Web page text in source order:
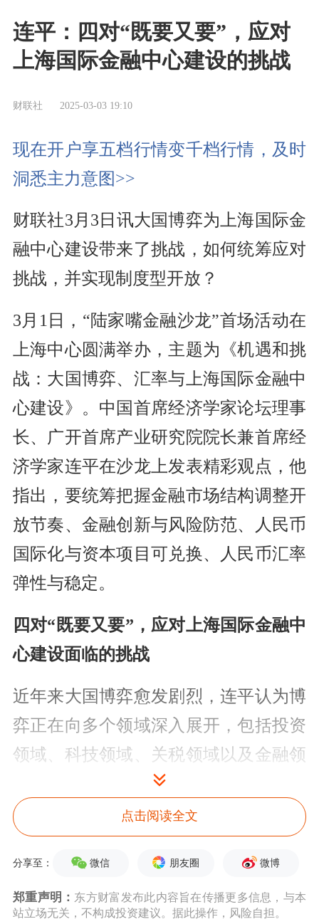
连平：四对“既要又要”，应对
上海国际金融中心建设的挑战
财联社 2025-03-03 19:10
现在开户享五档行情变千档行情，及时
洞悉主力意图>>
财联社3月3日讯大国博弈为上海国际金
融中心建设带来了挑战，如何统筹应对
挑战，并实现制度型开放？
3月1日，“陆家嘴金融沙龙”首场活动在
上海中心圆满举办，主题为《机遇和挑
战：大国博弈、汇率与上海国际金融中
心建设》。中国首席经济学家论坛理事
长、广开首席产业研究院院长兼首席经
济学家连平在沙龙上发表精彩观点，他
指出，要统筹把握金融市场结构调整开
放节奏、金融创新与风险防范、人民币
国际化与资本项目可兑换、人民币汇率
弹性与稳定。
四对“既要又要”，应对上海国际金融中
心建设面临的挑战
近年来大国博弈愈发剧烈，连平认为博
弈正在向多个领域深入展开，包括投资
领域、科技领域、关税领域以及金融领
域，具有全领域和高强度的特征。
连平认为，大国博弈对中国经济的影响
是全方位的，对上海建设国际金融中心
在金融市场上，大洋彼岸某些政策举措
点击阅读全文
分享至： 微信 朋友圈 微博
郑重声明： 东方财富发布此内容旨在传播更多信息，与本
站立场无关，不构成投资建议。据此操作，风险自担。